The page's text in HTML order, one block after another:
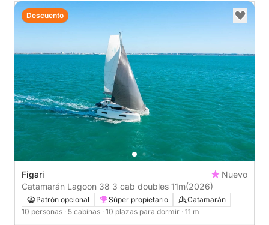
Figari
Nuevo
Catamarán Lagoon 38 3 cab doubles 11m(2026)
Patrón opcional Súper propietario
Catamarán
10 personas · 5 cabinas · 10 plazas para dormir · 11 m
Descuento